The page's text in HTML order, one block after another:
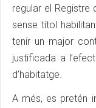
regular el Registre
sense títol
tenir un major
justificada a
d’habitatge.
A més, es pretén